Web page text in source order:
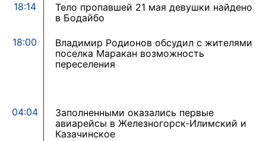
18:14
Тело пропавшей 21 мая девушки найдено
в Бодайбо
18:00
Владимир Родионов обсудил с жителями
поселка Маракан возможность
переселения
04:04
Заполненными оказались первые
авиарейсы в Железногорск-Илимский и
Казачинское